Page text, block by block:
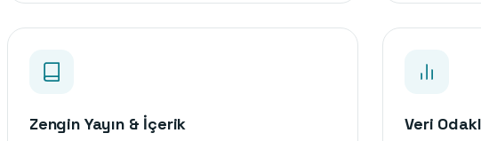
Zengin Yayın & İçerik Veri